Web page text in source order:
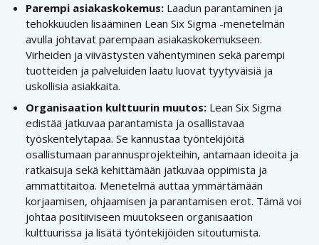
Parempi asiakaskokemus: Laadun parantaminen ja
tehokkuuden lisääminen Lean Six Sigma -menetelmän
avulla johtavat parempaan asiakaskokemukseen.
Virheiden ja viivästysten vähentyminen sekä parempi
tuotteiden ja palveluiden laatu luovat tyytyväisiä ja
uskollisia asiakkaita.
Organisaation kulttuurin muutos: Lean Six Sigma
edistää jatkuvaa parantamista ja osallistavaa
työskentelytapaa. Se kannustaa työntekijöitä
osallistumaan parannusprojekteihin, antamaan ideoita ja
ratkaisuja sekä kehittämään jatkuvaa oppimista ja
ammattitaitoa. Menetelmä auttaa ymmärtämään
korjaamisen, ohjaamisen ja parantamisen erot. Tämä voi
johtaa positiiviseen muutokseen organisaation
kulttuurissa ja lisätä työntekijöiden sitoutumista.